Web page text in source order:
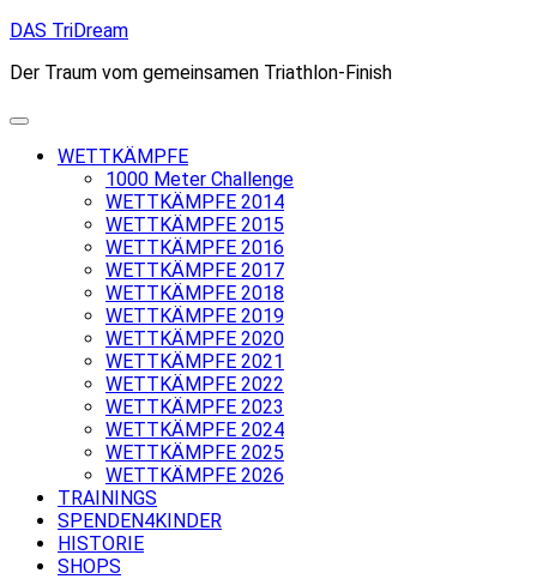
Skip
content
DAS TriDream
Der Traum vom gemeinsamen Triathlon-Finish
WETTKÄMPFE
1000 Meter Challenge
WETTKÄMPFE 2014
WETTKÄMPFE 2015
WETTKÄMPFE 2016
WETTKÄMPFE 2017
WETTKÄMPFE 2018
WETTKÄMPFE 2019
WETTKÄMPFE 2020
WETTKÄMPFE 2021
WETTKÄMPFE 2022
WETTKÄMPFE 2023
WETTKÄMPFE 2024
WETTKÄMPFE 2025
WETTKÄMPFE 2026
TRAININGS
SPENDEN4KINDER
HISTORIE
SHOPS